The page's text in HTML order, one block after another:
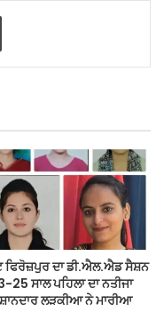
Print
ਫਿਰੋਜ਼ਪੁਰ ਦਾ ਡੀ.ਐਲ.ਐਡ ਸੈਸ਼ਨ
25 ਸਾਲ ਪਹਿਲਾ ਦਾ ਨਤੀਜਾ
ਸ਼ਾਨਦਾਰ ਲੜਕੀਆ ਨੇ ਮਾਰੀਆ